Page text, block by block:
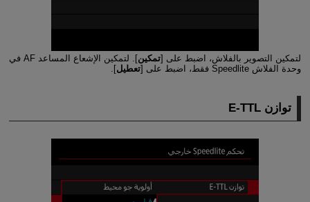
لتمكين التصوير بالفلاش، اضبط على [تمكين
]. لتمكين الإشعاع المساعد AF في
وحدة الفلاش Speedlite فقط، اضبط على [
تعطيل].
توازنE-TTL